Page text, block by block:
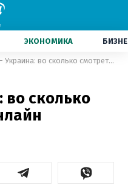
ЭКОНОМИКА
Дания – Украина: во сколько смотреть матч онлайн
сколько